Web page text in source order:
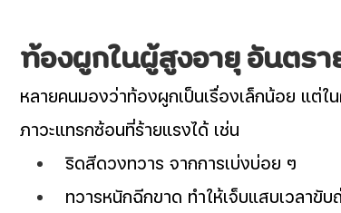
ท้องผูกในผู้สูงอายุ อันตรา
หลายคนมองว่าท้องผูกเป็นเรื่องเล็กน้อย แต่
ภาวะแทรกซ้อนที่ร้ายแรงได้ เช่น
ริดสีดวงทวาร จากการเบ่งบ่อย ๆ
ทวารหนักฉีกขาด ทำให้เจ็บแสบเวลาขับ